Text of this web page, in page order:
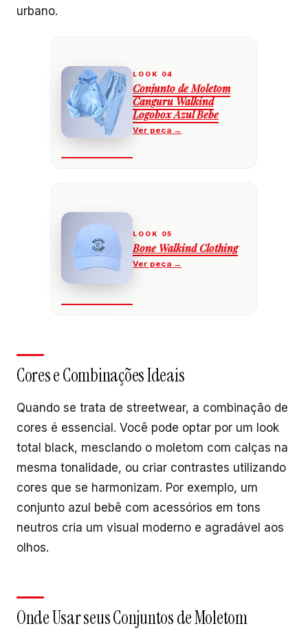
urbano.
Conjunto de Moletom
Canguru Walkind
Logobox Azul Bebe
Bone Walkind Clothing
Cores e Combinações Ideais
Quando se trata de streetwear, a combinação de
cores é essencial. Você pode optar por um look
total black, mesclando o moletom com calças na
mesma tonalidade, ou criar contrastes utilizando
cores que se harmonizam. Por exemplo, um
conjunto azul bebê com acessórios em tons
neutros cria um visual moderno e agradável aos
olhos.
Onde Usar seus Conjuntos de Moletom